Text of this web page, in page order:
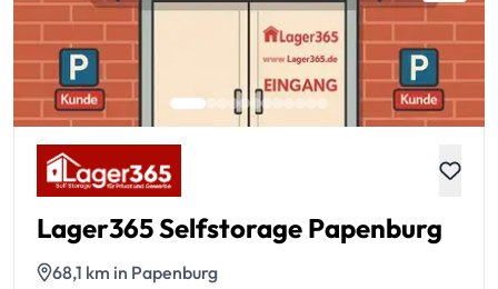
Lager365 Selfstorage Papenburg
68,1 km in Papenburg